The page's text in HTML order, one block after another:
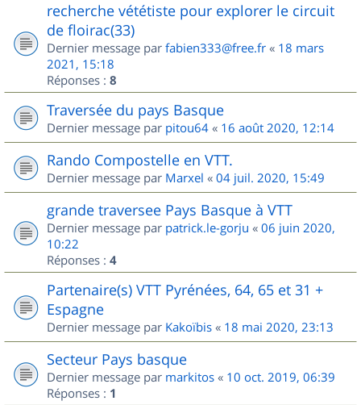
recherche vététiste pour explorer le circuit
de floirac(33)
Dernier message par fabien333@free.fr « 18 mars
2021, 15:18
Réponses : 8
Traversée du pays Basque
Dernier message par pitou64 « 16 août 2020, 12:14
Rando Compostelle en VTT.
Dernier message par Marxel « 04 juil. 2020, 15:49
grande traversee Pays Basque à VTT
Dernier message par patrick.le-gorju « 06 juin 2020,
10:22
Réponses : 4
Partenaire(s) VTT Pyrénées, 64, 65 et 31 +
Espagne
Dernier message par Kakoïbis « 18 mai 2020, 23:13
Secteur Pays basque
Dernier message par markitos « 10 oct. 2019, 06:39
Réponses : 1